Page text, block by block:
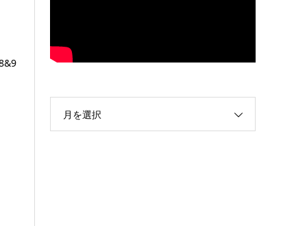
月を選択